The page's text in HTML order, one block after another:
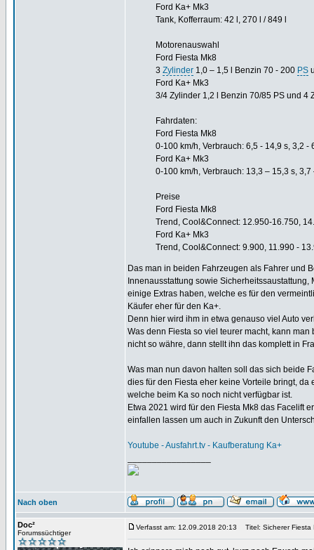
Ford Ka+ Mk3
Tank, Kofferraum: 42 l, 270 l / 849 l
Motorenauswahl
Ford Fiesta Mk8
3 Zylinder 1,0 – 1,5 l Benzin 70 - 200 PS
Ford Ka+ Mk3
3/4 Zylinder 1,2 l Benzin 70/85 PS und 4
Fahrdaten:
Ford Fiesta Mk8
0-100 km/h, Verbrauch: 6,5 - 14,9 s, 3,2 -
Ford Ka+ Mk3
0-100 km/h, Verbrauch: 13,3 – 15,3 s, 3,7
Preise
Ford Fiesta Mk8
Trend, Cool&Connect: 12.950-16.750,
Ford Ka+ Mk3
Trend, Cool&Connect: 9.900, 11.990 -
Das man in beiden Fahrzeugen als Fahrer und
Innenausstattung sowie
einige Extras haben, welche es für den
Käufer eher für den Ka+.
Denn hier wird ihm in etwa genauso viel Auto
Was denn Fiesta so viel teurer macht, kann
nicht so währe, dann stellt ihn das komplett in
Was man nun davon halten soll das sich beide
dies für den Fiesta eher keine Vorteile bringt,
welche beim Ka so noch nicht verfügbar ist.
Etwa 2021 wird für den Fiesta Mk8 das Facelift
einfallen lassen um auch in Zukunft den
Youtube - Ausfahrt.tv - Kaufberatung Ka+
Nach oben
Doc²
Forumssüchtiger
Verfasst am: 12.09.2018 20:13 Titel: Sicherer Fiesta